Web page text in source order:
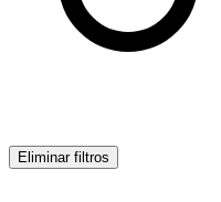
Eliminar filtros